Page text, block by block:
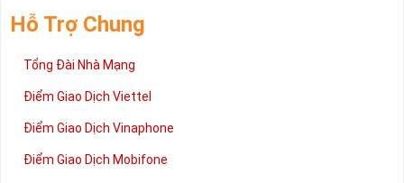
Hỗ Trợ Chung
Tổng Đài Nhà Mạng
Điểm Giao Dịch Viettel
Điểm Giao Dịch Vinaphone
Điểm Giao Dịch Mobifone